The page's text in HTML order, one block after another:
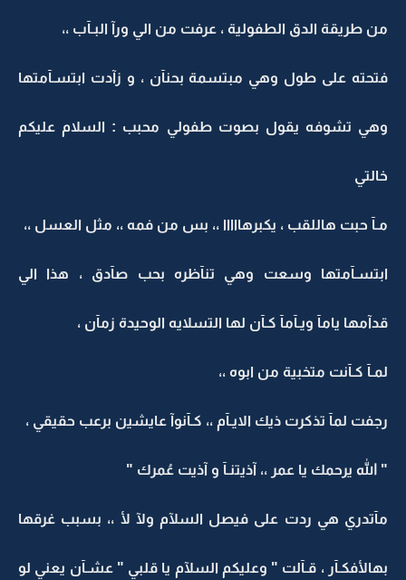
من طريقة الدق الطفولية ، عرفت من الي ورآ البـآب ،،
فتحته على طول وهي مبتسمة بحنآن ، و زآدت ابتسـآمتها
وهي تشوفه يقول بصوت طفولي محبب : السلام عليكم
خالتي
مـآ حبت هاللقب ، يكبرهااااا ،، بس من فمه ،، مثل العسل ،،
ابتسـآمتها وسعت وهي تنآظره بحب صآدق ، هذا الي
قدآمها يامآ ويـآمآ كـآن لها التسلايه الوحيدة زمآن ،
لمـآ كـآنت متخبية من ابوه ،،
رجفت لمآ تذكرت ذيك الايـآم ،، كـآنوآ عايشين برعب حقيقي ،
" الله يرحمك يا عمر ،، آذيتنـآ و آذيت عُمرك "
مآتدري هي ردت على فيصل السلآم ولآ لأ ،، بسبب غرقها
بهالأفكـآر ، قـآلت " وعليكم السلآم يا قلبي " عشـآن يعني لو